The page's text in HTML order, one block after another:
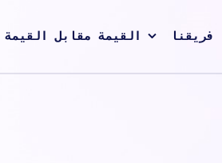
القيمة مقابل القيمة فريقنا